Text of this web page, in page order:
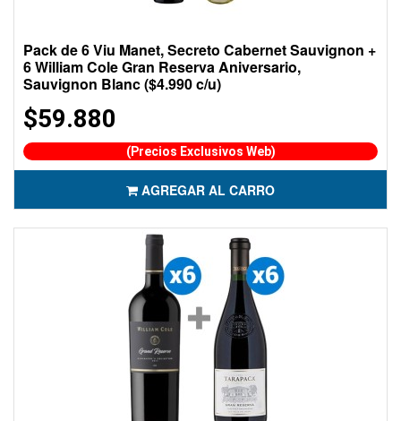
Pack de 6 Viu Manet, Secreto Cabernet Sauvignon +
6 William Cole Gran Reserva Aniversario,
Sauvignon Blanc ($4.990 c/u)
$59.880
(Precios Exclusivos Web)
AGREGAR AL CARRO